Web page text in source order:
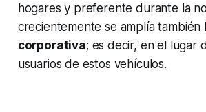
hogares y preferente durante la
crecientemente se amplía también
corporativa; es decir, en el lugar
usuarios de estos vehículos.